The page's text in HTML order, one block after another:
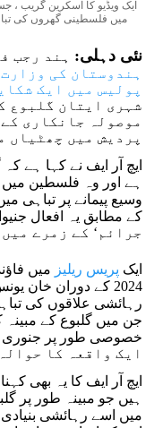
ایک ویڈیو کا اسکرین گریب ،
میں فلسطینی گھروں کی
نئی دہلی: ہند رجب
ہندوستان کی
پولیس میں ایک
شہری ایتان گلبوع
موصولہ جانکاری
پردیش میں چھٹیاں
ایچ آر ایف نے کہا ہے
ہے اور وہ فلسطین میں
وسیع پیمانے پر تباہی
جرائم‘ کے زمرے میں
ایک پریس ریلیز میں
2024 کے دوران خان
رہائشی علاقوں کی
جن میں گلبوع کے
ایک واقعہ کا
ایچ آر ایف کا یہ بھی
ہیں جو مبینہ طور پر
میں اسے رہائشی بنیادی